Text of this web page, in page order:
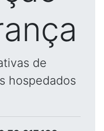
de
hospedados